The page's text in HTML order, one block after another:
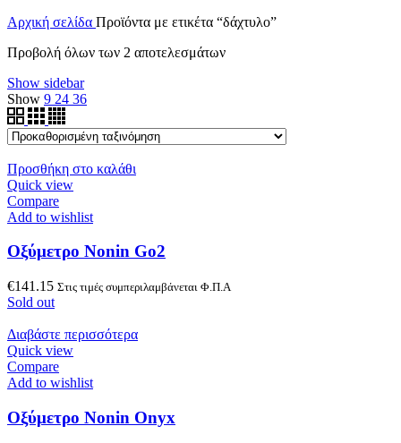
Αρχική σελίδα Προϊόντα με ετικέτα “δάχτυλο”
Προβολή όλων των 2 αποτελεσμάτων
Show sidebar
Show 9 24 36
Προσθήκη στο καλάθι
Quick view
Compare
Add to wishlist
Oξύμετρο Νonin Go2
€141.15 Στις τιμές συμπεριλαμβάνεται Φ.Π.Α
Sold out
Διαβάστε περισσότερα
Quick view
Compare
Add to wishlist
Οξύμετρο Nonin Onyx